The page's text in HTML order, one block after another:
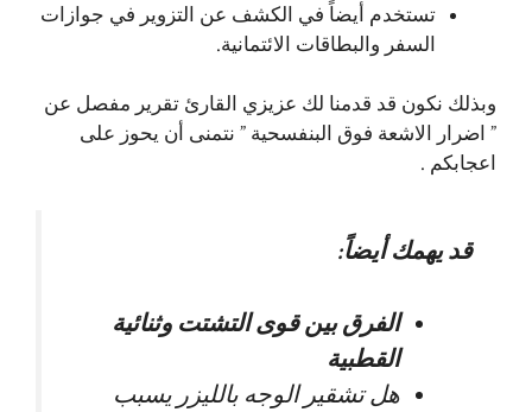
تستخدم أيضاً في الكشف عن التزوير في جوازات
السفر والبطاقات الائتمانية.
وبذلك نكون قد قدمنا لك عزيزي القارئ تقرير مفصل عن
” اضرار الاشعة فوق البنفسحية ” نتمنى أن يحوز على
اعجابكم .
قد يهمك أيضاً:
الفرق بين قوى التشتت وثنائية
القطبية
هل تشقير الوجه بالليزر يسبب